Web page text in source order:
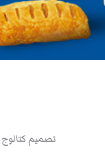
تصميم